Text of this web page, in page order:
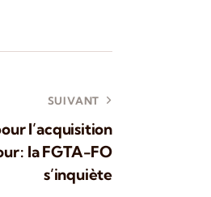
SUIVANT
l’acquisition
: la FGTA-FO
s’inquiète